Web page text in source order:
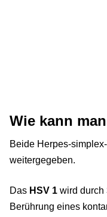
Wie kann
Beide Herpes-
weitergegeben.
Das HSV 1 wird durch
Berührung eines